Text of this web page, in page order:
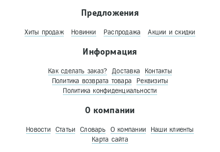
Предложения
Хиты продаж Новинки Распродажа Акции и скидки
Информация
Как сделать заказ? Доставка
Контакты
Политика возврата товара
Реквизиты
Политика конфиденциальности
О компании
Новости Статьи Словарь О компании
Наши клиенты
Карта сайта